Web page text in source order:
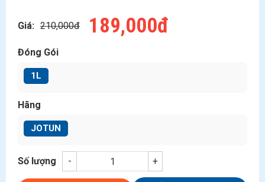
Giá: 210,000đ 189,000đ
Đóng Gói
1L
Hãng
JOTUN
Số lượng - +